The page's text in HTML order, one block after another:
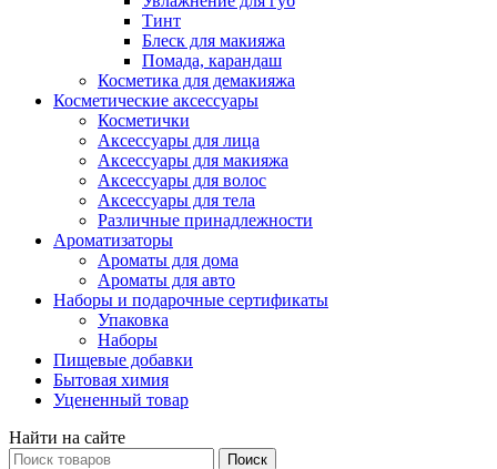
Тинт
Блеск для макияжа
Помада, карандаш
Косметика для демакияжа
Косметические аксессуары
Косметички
Аксессуары для лица
Аксессуары для макияжа
Аксессуары для волос
Аксессуары для тела
Различные принадлежности
Ароматизаторы
Ароматы для дома
Ароматы для авто
Наборы и подарочные сертификаты
Упаковка
Наборы
Пищевые добавки
Бытовая химия
Уцененный товар
Найти на сайте
Поиск